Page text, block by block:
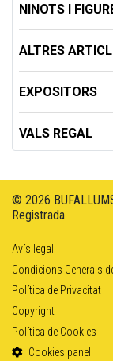
NINOTS I
ALTRES
EXPOSITORS
VALS REGAL
© 2026
Registrada
Avís legal
Condicions Generals
Política de Privacitat
Copyright
Política de Cookies
Cookies panel